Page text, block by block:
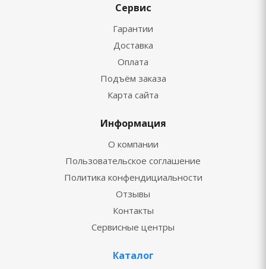
Сервис
Гарантии
Доставка
Оплата
Подъём заказа
Карта сайта
Информация
О компании
Пользовательское соглашение
Политика конфендициальности
Отзывы
Контакты
Сервисные центры
Каталог